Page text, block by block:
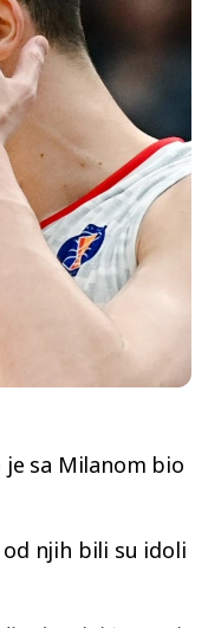
sa Milanom bio
njih bili su idoli